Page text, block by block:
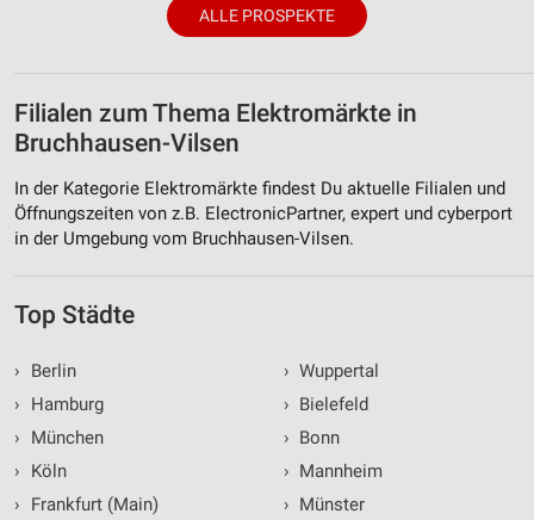
ALLE PROSPEKTE
Filialen zum Thema Elektromärkte in
Bruchhausen-Vilsen
In der Kategorie Elektromärkte findest Du aktuelle Filialen und
Öffnungszeiten von z.B. ElectronicPartner, expert und cyberport
in der Umgebung vom Bruchhausen-Vilsen.
Top Städte
›
Berlin
›
Hamburg
›
München
›
Köln
›
Frankfurt (Main)
› Wuppertal
› Bielefeld
› Bonn
› Mannheim
› Münster